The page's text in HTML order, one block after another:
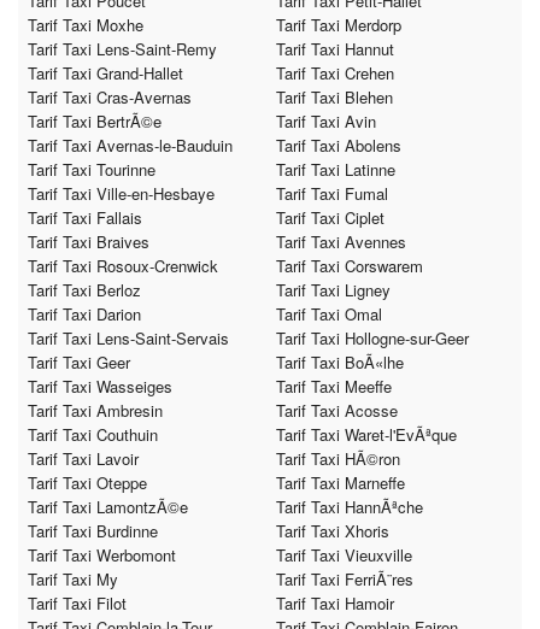
Tarif Taxi Moxhe
Tarif Taxi Merdorp
Tarif Taxi Lens-Saint-Remy
Tarif Taxi Hannut
Tarif Taxi Grand-Hallet
Tarif Taxi Crehen
Tarif Taxi Cras-Avernas
Tarif Taxi Blehen
Tarif Taxi BertrÃ©e
Tarif Taxi Avin
Tarif Taxi Avernas-le-Bauduin
Tarif Taxi Abolens
Tarif Taxi Tourinne
Tarif Taxi Latinne
Tarif Taxi Ville-en-Hesbaye
Tarif Taxi Fumal
Tarif Taxi Fallais
Tarif Taxi Ciplet
Tarif Taxi Braives
Tarif Taxi Avennes
Tarif Taxi Rosoux-Crenwick
Tarif Taxi Corswarem
Tarif Taxi Berloz
Tarif Taxi Ligney
Tarif Taxi Darion
Tarif Taxi Omal
Tarif Taxi Lens-Saint-Servais
Tarif Taxi Hollogne-sur-Geer
Tarif Taxi Geer
Tarif Taxi BoÃ«lhe
Tarif Taxi Wasseiges
Tarif Taxi Meeffe
Tarif Taxi Ambresin
Tarif Taxi Acosse
Tarif Taxi Couthuin
Tarif Taxi Waret-l'EvÃªque
Tarif Taxi Lavoir
Tarif Taxi HÃ©ron
Tarif Taxi Oteppe
Tarif Taxi Marneffe
Tarif Taxi LamontzÃ©e
Tarif Taxi HannÃªche
Tarif Taxi Burdinne
Tarif Taxi Xhoris
Tarif Taxi Werbomont
Tarif Taxi Vieuxville
Tarif Taxi My
Tarif Taxi FerriÃ¨res
Tarif Taxi Filot
Tarif Taxi Hamoir